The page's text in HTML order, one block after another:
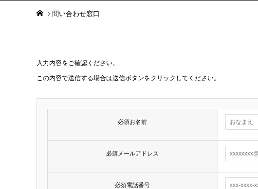
問い合わせ窓口
入力内容をご確認ください。
この内容で送信する場合は送信ボタンをクリックしてください。
必須お名前
必須メールアドレス
必須電話番号